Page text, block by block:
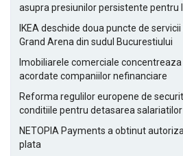
asupra presiunilor persistente pentru
IKEA deschide doua puncte de
Grand Arena din sudul Bucurestiului
Imobiliarele comerciale
acordate companiilor nefinanciare
Reforma regulilor europene de
conditiile pentru detasarea salariatilor
NETOPIA Payments a obtinut
plata